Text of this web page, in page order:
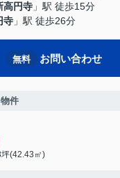
高円寺 」駅 徒歩15分
寺 」駅 徒歩26分
無料 お問い合わせ
件
(42.43㎡)